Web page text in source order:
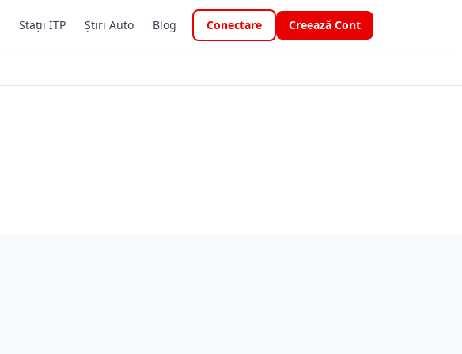
Stații ITP Știri Auto Blog Conectare Creează Cont